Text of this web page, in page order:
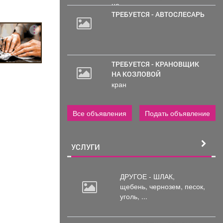
не...
ТРЕБУЕТСЯ - АВТОСЛЕСАРЬ
ТРЕБУЕТСЯ - КРАНОВЩИК
НА КОЗЛОВОЙ
кран
Все объявления Подать объявление
УСЛУГИ
ДРУГОЕ - ШЛАК,
щебень, чернозем, песок,
уголь, ...